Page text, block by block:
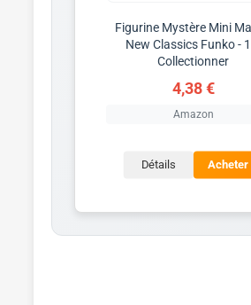
Figurine Mystère Mini
New Classics Funko -
Collectionner
4,38 €
Amazon
Détails Acheter